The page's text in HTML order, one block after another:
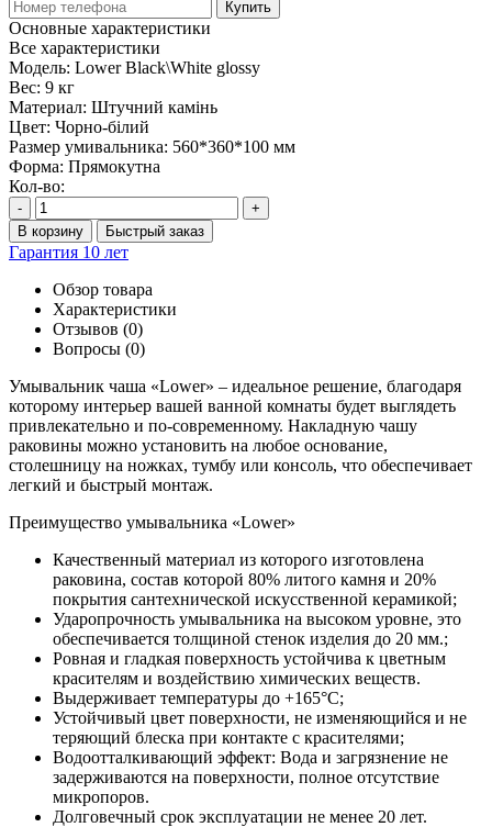
Купить
Основные характеристики
Все характеристики
Модель: Lower Black\White glossy
Вес: 9 кг
Материал: Штучний камінь
Цвет: Чорно-білий
Размер умивальника: 560*360*100 мм
Форма: Прямокутна
Кол-во:
-
+
В корзину
Быстрый заказ
Гарантия 10 лет
Обзор товара
Характеристики
Отзывов (0)
Вопросы (0)
Умывальник чаша «Lower» – идеальное решение, благодаря
которому интерьер вашей ванной комнаты будет выглядеть
привлекательно и по-современному. Накладную чашу
раковины можно установить на любое основание,
столешницу на ножках, тумбу или консоль, что обеспечивает
легкий и быстрый монтаж.
Преимущество умывальника «Lower»
Качественный материал из которого изготовлена
раковина, состав которой 80% литого камня и 20%
покрытия сантехнической искусственной керамикой;
Ударопрочность умывальника на высоком уровне, это
обеспечивается толщиной стенок изделия до 20 мм.;
Ровная и гладкая поверхность устойчива к цветным
красителям и воздействию химических веществ.
Выдерживает температуры до +165°C;
Устойчивый цвет поверхности, не изменяющийся и не
теряющий блеска при контакте с красителями;
Водоотталкивающий эффект: Вода и загрязнение не
задерживаются на поверхности, полное отсутствие
микропоров.
Долговечный срок эксплуатации не менее 20 лет.